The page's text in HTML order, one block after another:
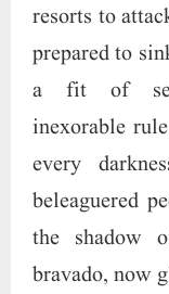
resorts to
prepared to
a fit of self-
inexorable
every
beleaguered
the shadow
bravado, now